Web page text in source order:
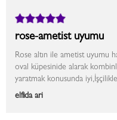
rose-ametist uyumu
Rose altın ile ametist uyumu
oval küpesinide alarak
yaratmak konusunda
elfida ari